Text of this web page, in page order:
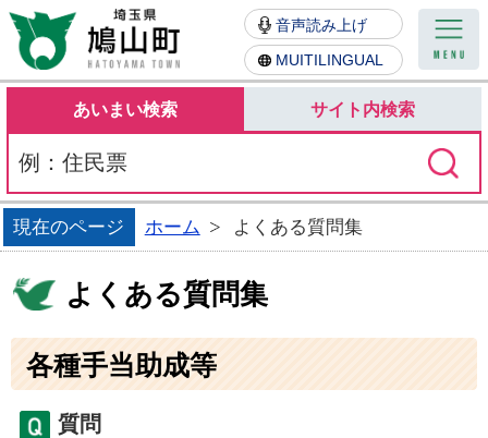
鳩山町
音声読み上げ
MUITILINGUAL
あいまい検索 サイト内検索
現在のページ ホーム よくある質問集
よくある質問集
各種手当助成等
質問